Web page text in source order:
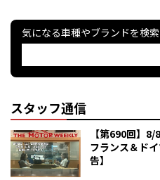
気になる車種やブランドを検索
スタッフ通信
【第690回】
フランス＆ド
告】